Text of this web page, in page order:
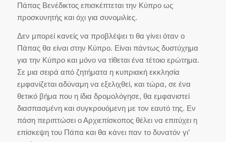
Πάπας Βενέδικτος επισκέπτεται την Κύπρο ως
προσκυνητής και όχι για συνομιλίες.
Δεν μπορεί κανείς να προβλέψει τι θα γίνει όταν ο
Πάπας θα είναι στην Κύπρο. Είναι πάντως δυστύχημα
για την Κύπρο και μόνο να τίθεται ένα τέτοιο ερώτημα.
Σε μια σειρά από ζητήματα η κυπριακή εκκλησία
εμφανίζεται αδύναμη να εξελιχθεί, και τώρα, σε ένα
θετικό βήμα που η ίδια δρομολόγησε, θα εμφανιστεί
διασπασμένη και συγκρουόμενη με τον εαυτό της. Εν
πάση περιπτώσει ο Αρχιεπίσκοπος θέλει να επιτύχει η
επίσκεψη του Πάπα και θα κάνει παν το δυνατόν γι’